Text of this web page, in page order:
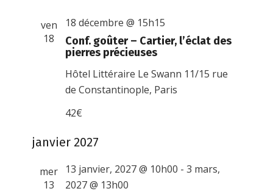
ven
18
Conf. goûter – Cartier, l’éclat des
pierres précieuses
18 décembre @ 15h15
Hôtel Littéraire Le Swann 11/15 rue
de Constantinople, Paris
42€
janvier 2027
mer
13
13 janvier, 2027 @ 10h00 -3 mars,
2027 @ 13h00